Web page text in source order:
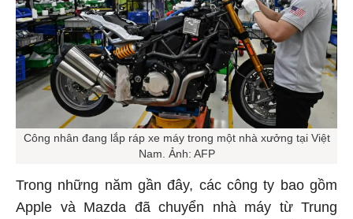
Công nhân đang lắp ráp xe máy trong một nhà xưởng tại Việt
Nam. Ảnh: AFP
Trong những năm gần đây, các công ty bao gồm
Apple và Mazda đã chuyển nhà máy từ Trung